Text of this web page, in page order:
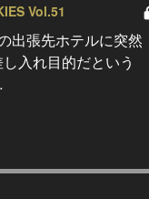
Vol.51
出張先ホテルに突然
入れ目的だという